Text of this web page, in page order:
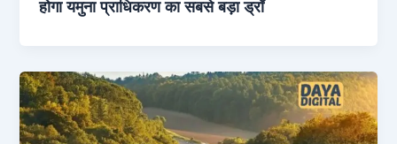
होगा यमुना प्राधिकरण का सबसे बड़ा ड्रॉ